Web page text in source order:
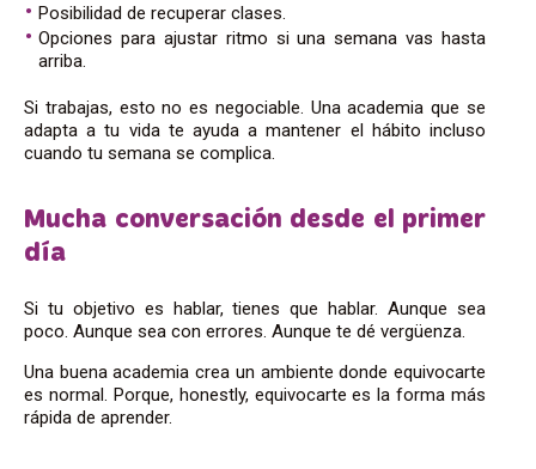
Posibilidad de recuperar clases.
Opciones para ajustar ritmo si una semana vas hasta
arriba.
Si trabajas, esto no es negociable. Una academia que se
adapta a tu vida te ayuda a mantener el hábito incluso
cuando tu semana se complica.
Mucha conversación desde el primer
día
Si tu objetivo es hablar, tienes que hablar. Aunque sea
poco. Aunque sea con errores. Aunque te dé vergüenza.
Una buena academia crea un ambiente donde equivocarte
es normal. Porque, honestly, equivocarte es la forma más
rápida de aprender.